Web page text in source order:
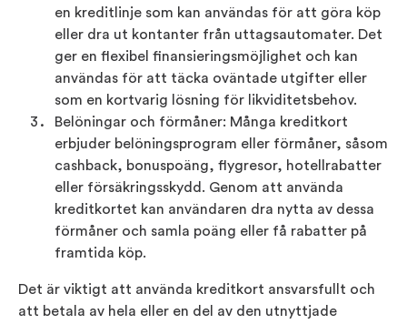
en kreditlinje som kan användas för att göra köp
eller dra ut kontanter från uttagsautomater. Det
ger en flexibel finansieringsmöjlighet och kan
användas för att täcka oväntade utgifter eller
som en kortvarig lösning för likviditetsbehov.
Belöningar och förmåner: Många kreditkort
erbjuder belöningsprogram eller förmåner, såsom
cashback, bonuspoäng, flygresor, hotellrabatter
eller försäkringsskydd. Genom att använda
kreditkortet kan användaren dra nytta av dessa
förmåner och samla poäng eller få rabatter på
framtida köp.
Det är viktigt att använda kreditkort ansvarsfullt och
att betala av hela eller en del av den utnyttjade